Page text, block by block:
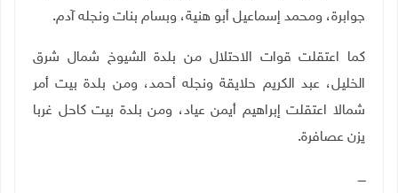
جوابرة، ومحمد إسماعيل أبو هنية، وبسام بنات ونجله آدم.
كما اعتقلت قوات الاحتلال من بلدة الشيوخ شمال شرق
الخليل، عبد الكريم حلايقة ونجله أحمد، ومن بلدة بيت أمر
شمالا اعتقلت إبراهيم أيمن عياد، ومن بلدة بيت كاحل غربا
يزن عصافرة.
ــــ